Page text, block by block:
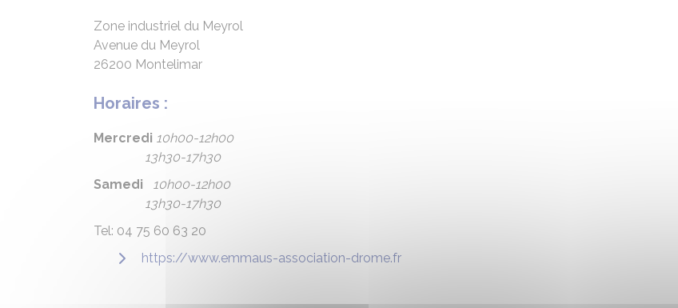
Zone industriel du Meyrol
Avenue du Meyrol
26200 Montelimar
Horaires :
Mercredi 10h00-12h00
13h30-17h30
Samedi
10h00-12h00
13h30-17h30
Tel: 04 75 60 63 20
https://www.emmaus-association-drome.fr